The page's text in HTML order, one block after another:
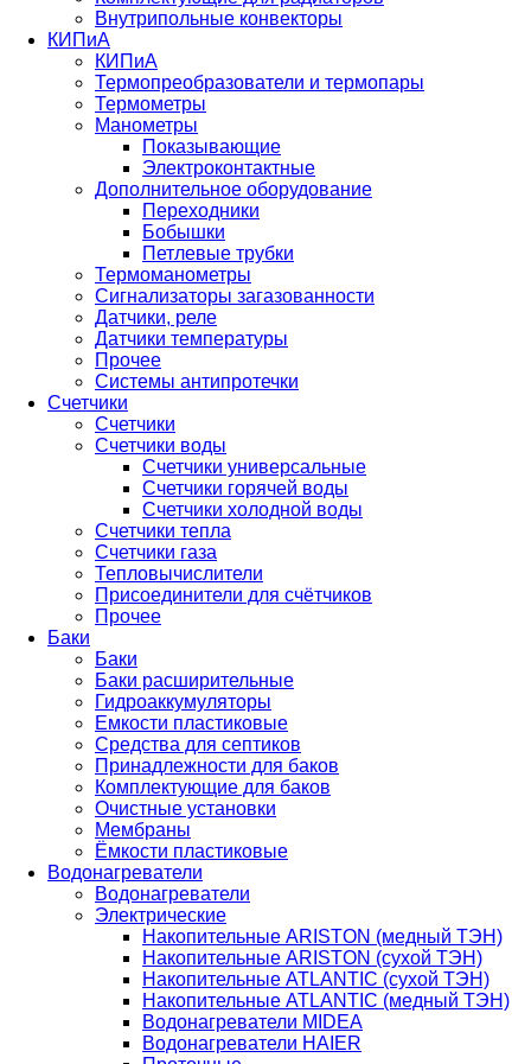
Внутрипольные конвекторы
КИПиА
КИПиА
Термопреобразователи и термопары
Термометры
Манометры
Показывающие
Электроконтактные
Дополнительное оборудование
Переходники
Бобышки
Петлевые трубки
Термоманометры
Сигнализаторы загазованности
Датчики, реле
Датчики температуры
Прочее
Системы антипротечки
Счетчики
Счетчики
Счетчики воды
Счетчики универсальные
Счетчики горячей воды
Счетчики холодной воды
Счетчики тепла
Счетчики газа
Тепловычислители
Присоединители для счётчиков
Прочее
Баки
Баки
Баки расширительные
Гидроаккумуляторы
Емкости пластиковые
Средства для септиков
Принадлежности для баков
Комплектующие для баков
Очистные установки
Мембраны
Ёмкости пластиковые
Водонагреватели
Водонагреватели
Электрические
Накопительные ARISTON (медный ТЭН)
Накопительные ARISTON (сухой ТЭН)
Накопительные ATLANTIC (сухой ТЭН)
Накопительные ATLANTIC (медный ТЭН)
Водонагреватели MIDEA
Водонагреватели HAIER